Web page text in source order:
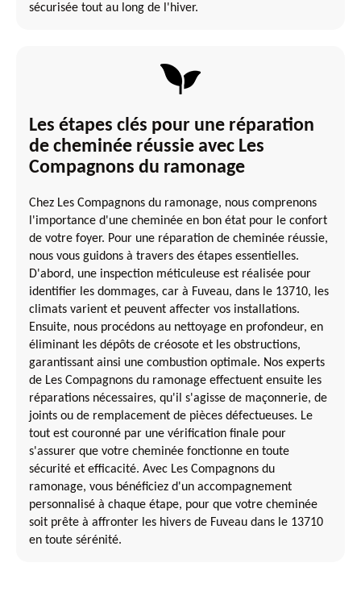
sécurisée tout au long de l'hiver.
Les étapes clés pour une réparation
de cheminée réussie avec Les
Compagnons du ramonage
Chez Les Compagnons du ramonage, nous comprenons
l'importance d'une cheminée en bon état pour le confort
de votre foyer. Pour une réparation de cheminée réussie,
nous vous guidons à travers des étapes essentielles.
D'abord, une inspection méticuleuse est réalisée pour
identifier les dommages, car à Fuveau, dans le 13710, les
climats varient et peuvent affecter vos installations.
Ensuite, nous procédons au nettoyage en profondeur, en
éliminant les dépôts de créosote et les obstructions,
garantissant ainsi une combustion optimale. Nos experts
de Les Compagnons du ramonage effectuent ensuite les
réparations nécessaires, qu'il s'agisse de maçonnerie, de
joints ou de remplacement de pièces défectueuses. Le
tout est couronné par une vérification finale pour
s'assurer que votre cheminée fonctionne en toute
sécurité et efficacité. Avec Les Compagnons du
ramonage, vous bénéficiez d'un accompagnement
personnalisé à chaque étape, pour que votre cheminée
soit prête à affronter les hivers de Fuveau dans le 13710
en toute sérénité.